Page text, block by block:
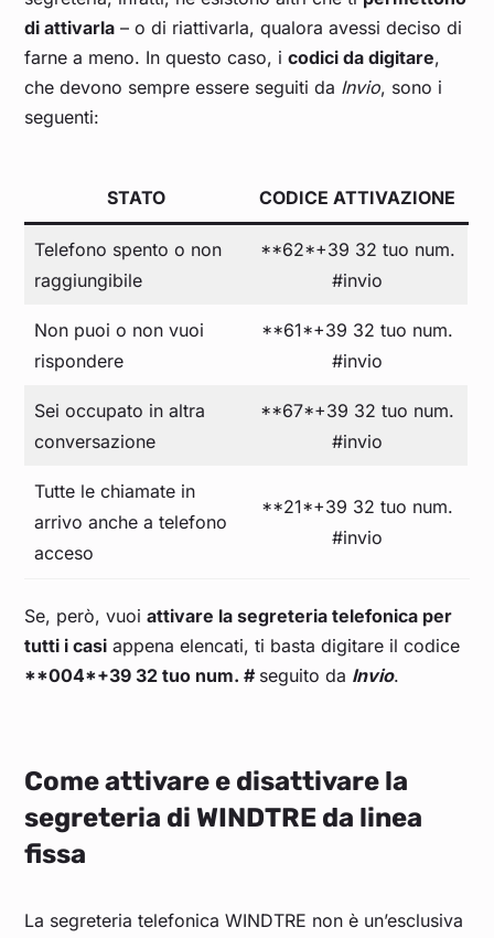
di attivarla – o di riattivarla, qualora avessi deciso di
farne a meno. In questo caso, icodici da digitare,
che devono sempre essere seguiti da Invio, sono i
seguenti:
STATO CODICE ATTIVAZIONE
Telefono spento o non
raggiungibile
**62*+39 32 tuo num.
#invio
Non puoi o non vuoi
rispondere
**61*+39 32 tuo num.
#invio
Sei occupato in altra
conversazione
**67*+39 32 tuo num.
#invio
Tutte le chiamate in
arrivo anche a telefono
acceso
**21*+39 32 tuo num.
#invio
Se, però, vuoiattivare la segreteria telefonica per
tutti i casi appena elencati, ti basta digitare il codice
**004*+39 32 tuo num. # seguito da Invio.
Come attivare e disattivare la
segreteria di WINDTRE da linea
fissa
La segreteria telefonica WINDTRE non è un’esclusiva